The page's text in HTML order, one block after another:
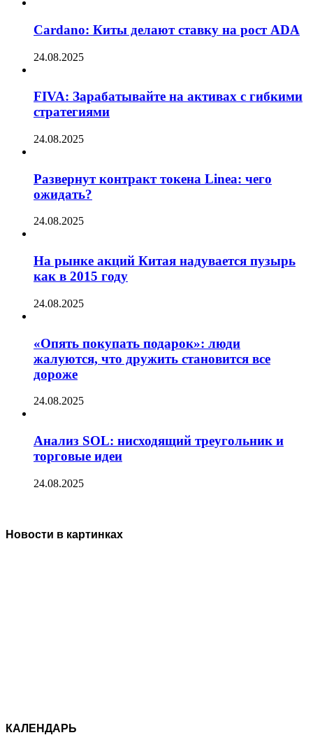
Cardano: Киты делают ставку на рост ADA
24.08.2025
FIVA: Зарабатывайте на активах с гибкими
стратегиями
24.08.2025
Развернут контракт токена Linea: чего
ожидать?
24.08.2025
На рынке акций Китая надувается пузырь
как в 2015 году
24.08.2025
«Опять покупать подарок»: люди
жалуются, что дружить становится все
дороже
24.08.2025
Анализ SOL: нисходящий треугольник и
торговые идеи
24.08.2025
Новости в картинках
КАЛЕНДАРЬ